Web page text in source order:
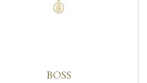
BOSS